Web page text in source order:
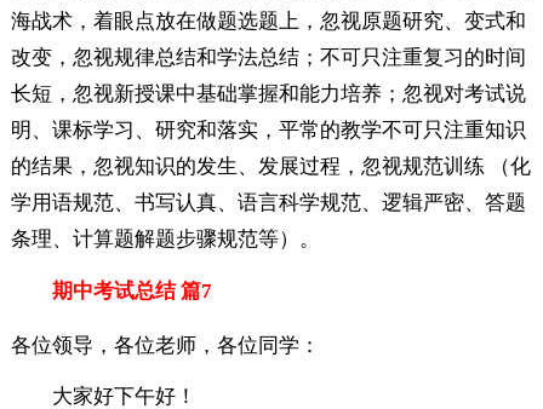
海战术，着眼点放在做题选题上，忽视原题研究、变式和
改变，忽视规律总结和学法总结；不可只注重复习的时间
长短，忽视新授课中基础掌握和能力培养；忽视对考试说
明、课标学习、研究和落实，平常的教学不可只注重知识
的结果，忽视知识的发生、发展过程，忽视规范训练 （化
学用语规范、书写认真、语言科学规范、逻辑严密、答题
条理、计算题解题步骤规范等）。
期中考试总结 篇7
各位领导，各位老师，各位同学：
大家好下午好！